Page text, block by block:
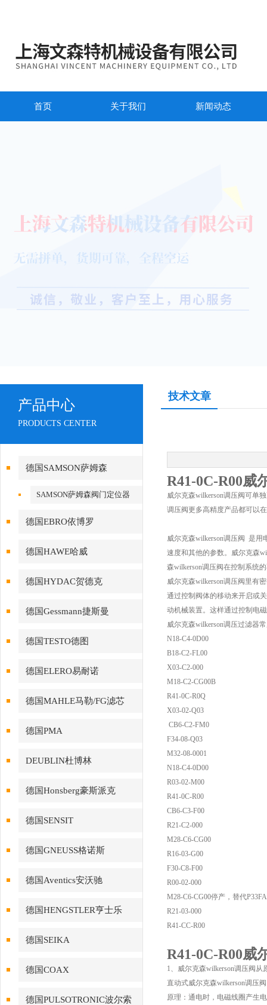
首页 关于我们 新闻动态
产品中心
PRODUCTS CENTER
德国SAMSON萨姆森
SAMSON萨姆森阀门定位器
德国EBRO依博罗
德国HAWE哈威
德国HYDAC贺德克
德国Gessmann捷斯曼
德国TESTO德图
德国ELERO易耐诺
德国MAHLE马勒/FG滤芯
德国PMA
DEUBLIN杜博林
德国Honsberg豪斯派克
德国SENSIT
德国GNEUSS格诺斯
德国Aventics安沃驰
德国HENGSTLER亨士乐
德国SEIKA
德国COAX
德国PULSOTRONIC波尔索
技术文章
R41-0C-R00威
威尔克森wilkerson调压阀可单
调压阀更多高精度产品都可以
威尔克森wilkerson调压阀 是用
速度和其他的参数。威尔克森
森wilkerson调压阀在控制系统
威尔克森wilkerson调压阀里有
通过控制阀体的移动来开启或
动机械装置。这样通过控制电
威尔克森wilkerson调压过滤器
N18-C4-0D00
B18-C2-FL00
X03-C2-000
M18-C2-CG00B
R41-0C-R0Q
X03-02-Q03
CB6-C2-FM0
F34-08-Q03
M32-08-0001
N18-C4-0D00
R03-02-M00
R41-0C-R00
CB6-C3-F00
R21-C2-000
M28-C6-CG00
R16-03-G00
F30-C8-F00
R00-02-000
M28-C6-CG00停产，替代
R21-03-000
R41-CC-R00
R41-0C-R00威
1、威尔克森wilkerson调压阀从
直动式威尔克森wilkerson调压阀
原理：通电时，电磁线圈产生